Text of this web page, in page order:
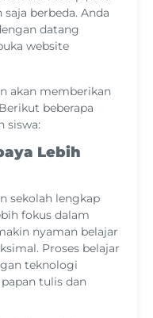
berbeda. Anda
datang
website
akan memberikan
beberapa
siswa:
Lebih
sekolah lengkap
fokus dalam
nyaman belajar
Proses belajar
teknologi
tulis dan